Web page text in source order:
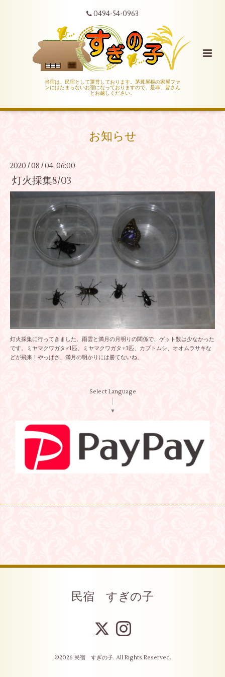
0494-54-0963
当宿は、民宿として運営しております。茅葺屋根の家屋ファ
ンにはたまらないお宿になっておりますので、是非、皆さん
とお越しください。
お知らせ
2020 /08 /04 06:00
灯火採集8/03
灯火採集に行ってきました。雨雲と満月の月明りの関係で、ゲット数は少なかった
です。ミヤマクワガタ♂1匹、ミヤマクワガタ♀3匹、カブトムシ、オオムラサキな
どが飛来！やっぱさ、満月の明かりには勝てないね。
Select Language
▼
民宿 すぎの子
©2026 民宿 すぎの子. All Rights Reserved.